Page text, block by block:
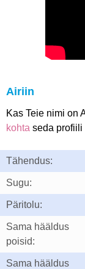
Airiin
Kas Teie nimi on
kohta seda profiili
Tähendus:
Sugu:
Päritolu:
Sama hääldus
poisid:
Sama hääldus